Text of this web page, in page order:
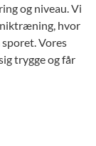
og niveau. Vi
hvor
Vores
trygge og får